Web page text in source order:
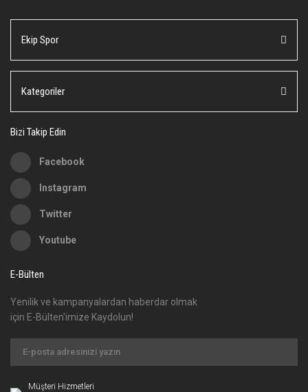
Ekip Spor
Kategoriler
Bizi Takip Edin
Facebook
Instagram
Twitter
Youtube
E-Bülten
Yenilik ve kampanyalardan haberdar olmak
için E-Bülten'imize Kaydolun!
Müşteri Hizmetleri